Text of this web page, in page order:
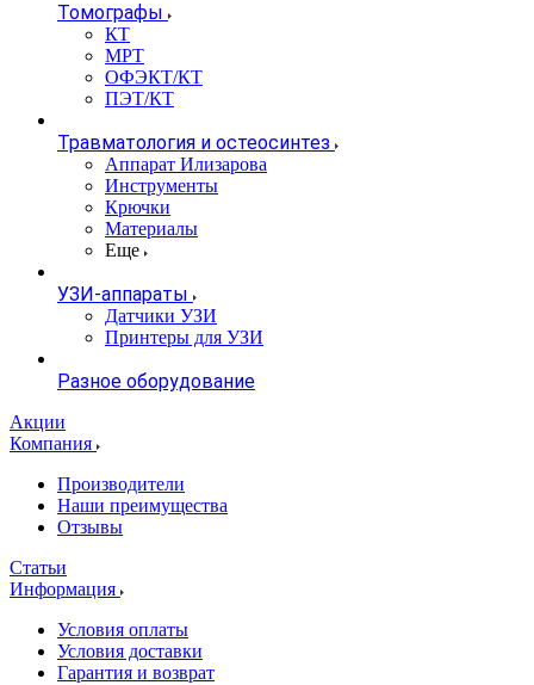
Томографы
КТ
МРТ
ОФЭКТ/КТ
ПЭТ/КТ
Травматология и остеосинтез
Аппарат Илизарова
Инструменты
Крючки
Материалы
Еще
УЗИ-аппараты
Датчики УЗИ
Принтеры для УЗИ
Разное оборудование
Акции
Компания
Производители
Наши преимущества
Отзывы
Статьи
Информация
Условия оплаты
Условия доставки
Гарантия и возврат